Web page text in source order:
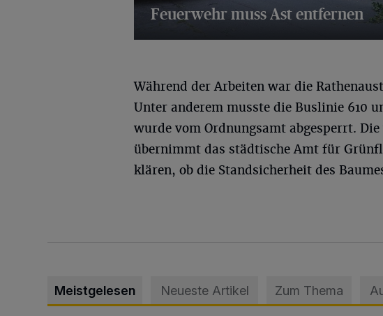
Feuerwehr muss Ast entfernen
Während der Arbeiten war die
Unter anderem musste die Buslinie 610
wurde vom Ordnungsamt abgesperrt.
übernimmt das städtische Amt für
klären, ob die Standsicherheit des
Meistgelesen Neueste Artikel Zum Thema